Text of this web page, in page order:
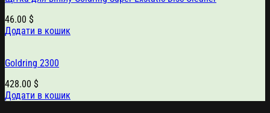
46.00 $
Додати в кошик
Goldring 2300
428.00 $
Додати в кошик